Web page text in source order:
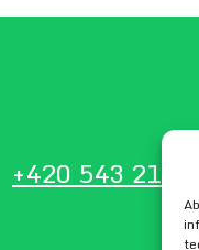
+420 543 210